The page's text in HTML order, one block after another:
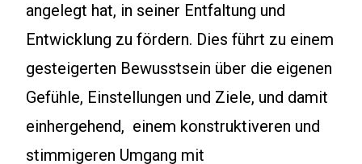
angelegt hat, in seiner Entfaltung und
Entwicklung zu fördern. Dies führt zu einem
gesteigerten Bewusstsein über die eigenen
Gefühle, Einstellungen und Ziele, und damit
einhergehend, einem konstruktiveren und
stimmigeren Umgang mit